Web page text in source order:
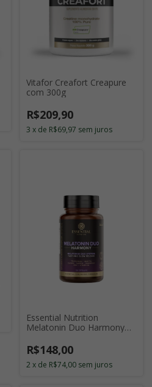
Vitafor Creafort Creapure
com 300g
R$209,90
3 x de R$69,97 sem juros
Essential Nutrition
Melatonin Duo Harmony
R$148,00
2 x de R$74,00 sem juros